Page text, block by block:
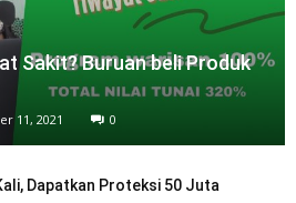
Sakit? Buruan beli Produk
11, 2021 0
Dapatkan Proteksi 50 Juta